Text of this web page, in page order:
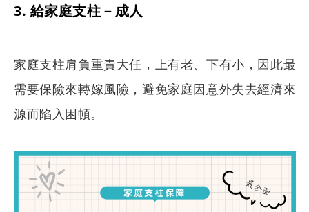
3. 給家庭支柱－成人
家庭支柱肩負重責大任，上有老、下有小，因此最
需要保險來轉嫁風險，避免家庭因意外失去經濟來
源而陷入困頓。